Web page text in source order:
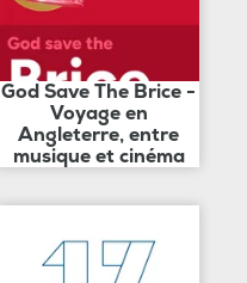
God Save The Brice -
Voyage en
Angleterre, entre
musique et cinéma